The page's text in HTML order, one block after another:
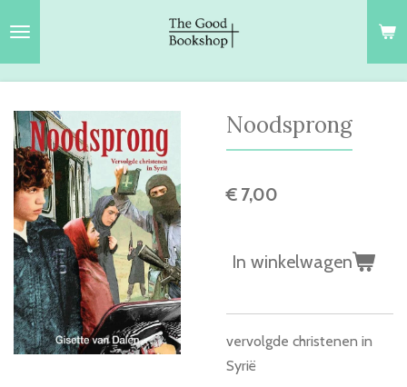
hoofdinhoud
Noodsprong
€ 7,00
In winkelwagen
vervolgde christenen in
Syrië